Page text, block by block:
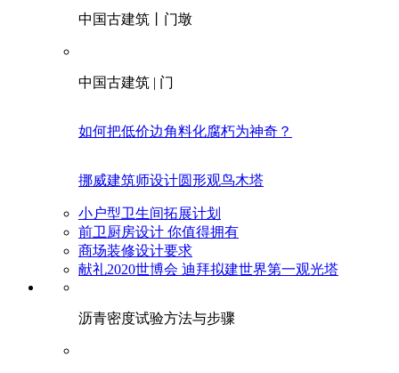
中国古建筑丨门墩
中国古建筑 | 门
如何把低价边角料化腐朽为神奇？
挪威建筑师设计圆形观鸟木塔
小户型卫生间拓展计划
前卫厨房设计 你值得拥有
商场装修设计要求
献礼2020世博会 迪拜拟建世界第一观光塔
​沥青密度试验方法与步骤